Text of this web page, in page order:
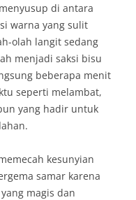
di antara
warna yang sulit
olah langit sedang
menjadi saksi bisu
beberapa menit
seperti melambat,
yang hadir untuk
kesunyian
samar karena
magis dan